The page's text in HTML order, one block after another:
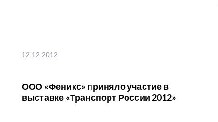
12.12.2012
ООО «Феникс» приняло участие в
выставке «Транспорт России 2012»